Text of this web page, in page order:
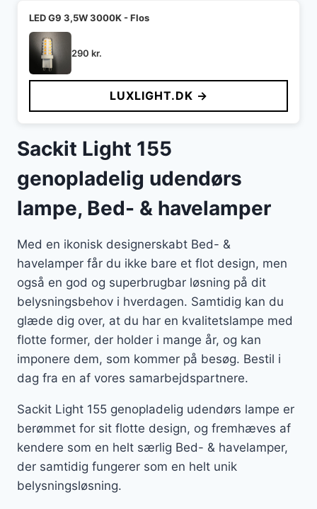
LED G9 3,5W 3000K - Flos
290 kr.
LUXLIGHT.DK →
Sackit Light 155
genopladelig udendørs
lampe, Bed- & havelamper
Med en ikonisk designerskabt Bed- &
havelamper får du ikke bare et flot design, men
også en god og superbrugbar løsning på dit
belysningsbehov i hverdagen. Samtidig kan du
glæde dig over, at du har en kvalitetslampe med
flotte former, der holder i mange år, og kan
imponere dem, som kommer på besøg. Bestil i
dag fra en af vores samarbejdspartnere.
Sackit Light 155 genopladelig udendørs lampe er
berømmet for sit flotte design, og fremhæves af
kendere som en helt særlig Bed- & havelamper,
der samtidig fungerer som en helt unik
belysningsløsning.